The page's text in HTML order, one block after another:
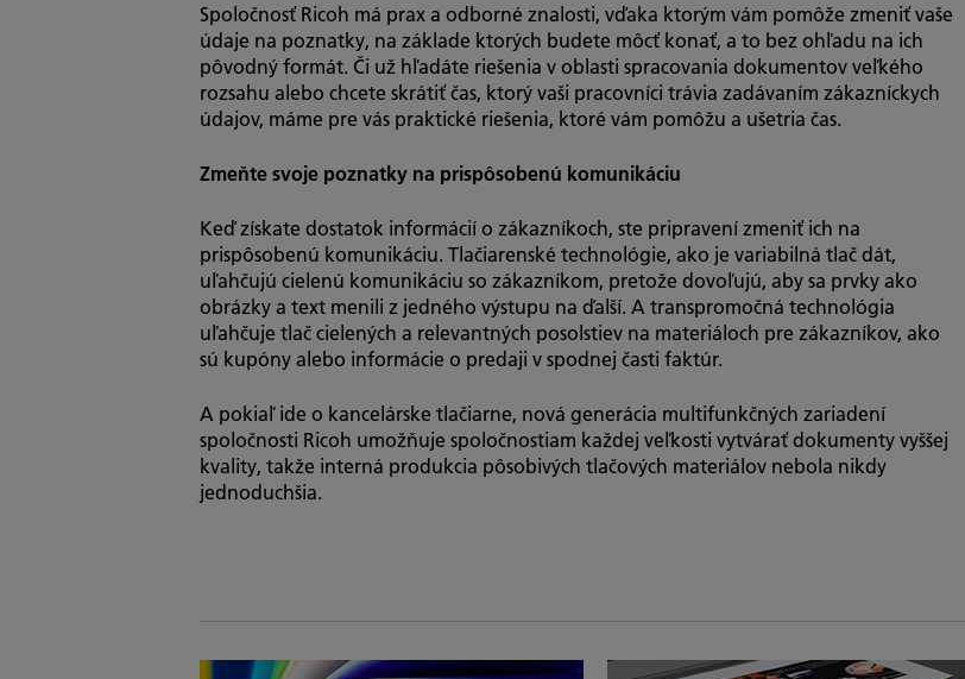
Spoločnosť Ricoh má prax a odborné znalosti, vďaka ktorým vám pomôže zmeniť vaše
údaje na poznatky, na základe ktorých budete môcť konať, a to bez ohľadu na ich
pôvodný formát. Či už hľadáte riešenia v oblasti spracovania dokumentov veľkého
rozsahu alebo chcete skrátiť čas, ktorý vaši pracovníci trávia zadávaním zákazníckych
údajov, máme pre vás praktické riešenia, ktoré vám pomôžu a ušetria čas.
Zmeňte svoje poznatky na prispôsobenú komunikáciu
Keď získate dostatok informácií o zákazníkoch, ste pripravení zmeniť ich na
prispôsobenú komunikáciu. Tlačiarenské technológie, ako je variabilná tlač dát,
uľahčujú cielenú komunikáciu so zákazníkom, pretože dovoľujú, aby sa prvky ako
obrázky a text menili z jedného výstupu na ďalší. A transpromočná technológia
uľahčuje tlač cielených a relevantných posolstiev na materiáloch pre zákazníkov, ako
sú kupóny alebo informácie o predaji v spodnej časti faktúr.
A pokiaľ ide o kancelárske tlačiarne, nová generácia multifunkčných zariadení
spoločnosti Ricoh umožňuje spoločnostiam každej veľkosti vytvárať dokumenty vyššej
kvality, takže interná produkcia pôsobivých tlačových materiálov nebola nikdy
jednoduchšia.